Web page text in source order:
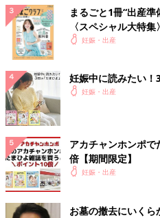
まるごと1冊“出産準
〈スペシャル大特
妊娠・出産
妊娠中に読みたい！
妊娠・出産
アカチャンホンポ
倍【期間限定】
妊娠・出産
お墓の撤去にいくら